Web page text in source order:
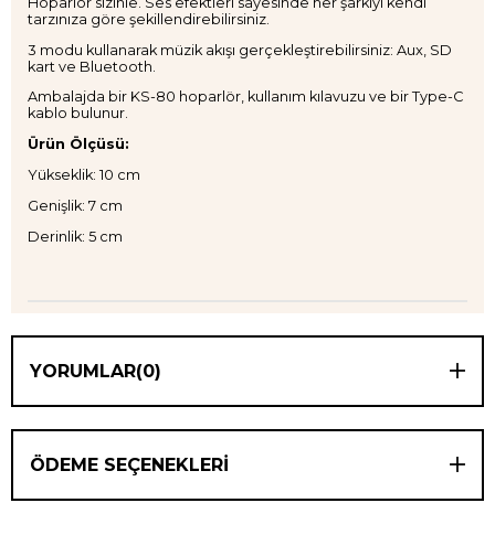
tarzınıza göre şekillendirebilirsiniz.
3 modu kullanarak müzik akışı gerçekleştirebilirsiniz: Aux, SD
kart ve Bluetooth.
Ambalajda bir KS-80 hoparlör, kullanım kılavuzu ve bir Type-C
kablo bulunur.
Ürün Ölçüsü:
Yükseklik: 10 cm
Genişlik: 7 cm
Derinlik: 5 cm
YORUMLAR(0)
ÖDEME SEÇENEKLERI